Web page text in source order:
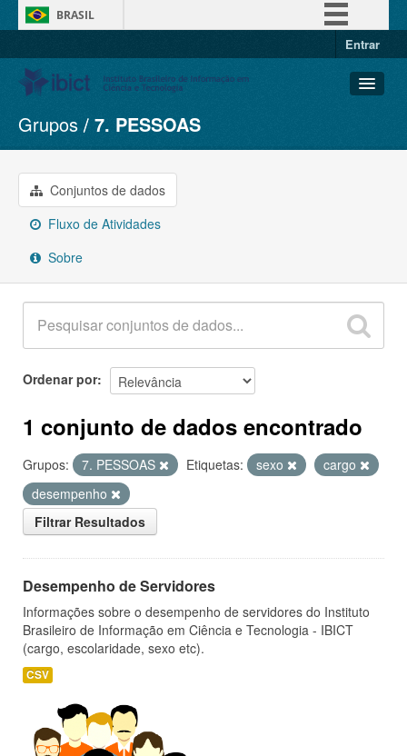
BRASIL
Entrar
Conjuntos de dados
Organizações
Grupos
Sobre
Grupos 7. PESSOAS
Conjuntos de dados
Fluxo de Atividades
Sobre
Ordenar por
1 conjunto de dados encontrado
Grupos: 7. PESSOAS Etiquetas: sexo
cargo
desempenho
Filtrar Resultados
Desempenho de Servidores
Informações sobre o desempenho de servidores do Instituto
Brasileiro de Informação em Ciência e Tecnologia - IBICT
(cargo, escolaridade, sexo etc).
CSV